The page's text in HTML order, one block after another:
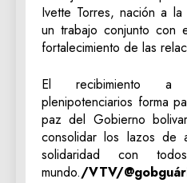
Ivette Torres, nación a
un trabajo conjunto
fortalecimiento de las
El recibimiento a
plenipotenciarios forma
paz del Gobierno
consolidar los lazos de
solidaridad con
mundo./VTV/